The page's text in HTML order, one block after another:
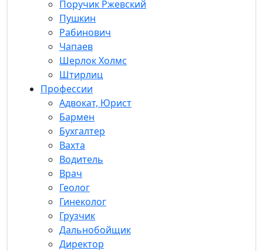
Поручик Ржевский
Пушкин
Рабинович
Чапаев
Шерлок Холмс
Штирлиц
Профессии
Адвокат, Юрист
Бармен
Бухгалтер
Вахта
Водитель
Врач
Геолог
Гинеколог
Грузчик
Дальнобойщик
Директор